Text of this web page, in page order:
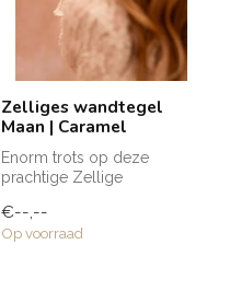
Zelliges wandtegel
Maan | Caramel
Enorm trots op deze
prachtige Zellige
eigen ontwerp zij...
€--,--
Op voorraad